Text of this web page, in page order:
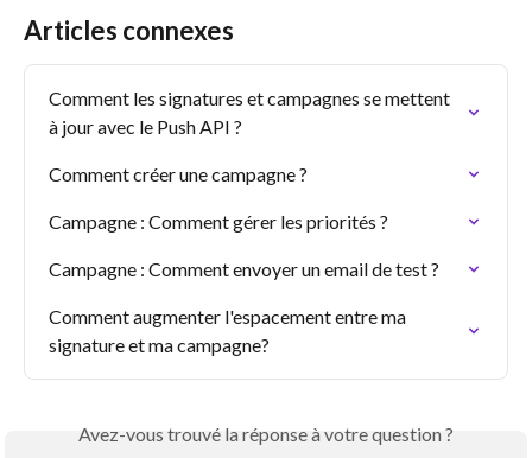
Articles connexes
Comment les signatures et campagnes se mettent
à jour avec le Push API ?
Comment créer une campagne ?
Campagne : Comment gérer les priorités ?
Campagne : Comment envoyer un email de test ?
Comment augmenter l'espacement entre ma
signature et ma campagne?
Avez-vous trouvé la réponse à votre question ?